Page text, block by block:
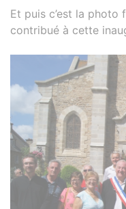
Et puis c’est la
contribué à cette